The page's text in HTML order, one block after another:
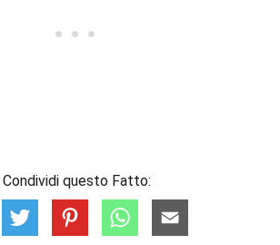
Condividi questo Fatto: